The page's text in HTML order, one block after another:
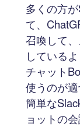
多くの方
て、
召喚して
しているよ
チャット
使うのが
簡単な
ョットの